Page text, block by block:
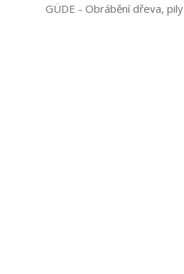
GÜDE - Obrábění dřeva, pily